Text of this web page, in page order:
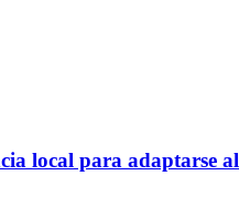
local para adaptarse al